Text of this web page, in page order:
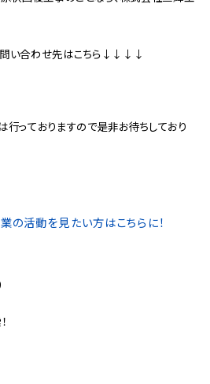
問い合わせ先はこちら↓↓↓↓
っておりますので是非お待ちしており
の活動を見たい方はこちらに！